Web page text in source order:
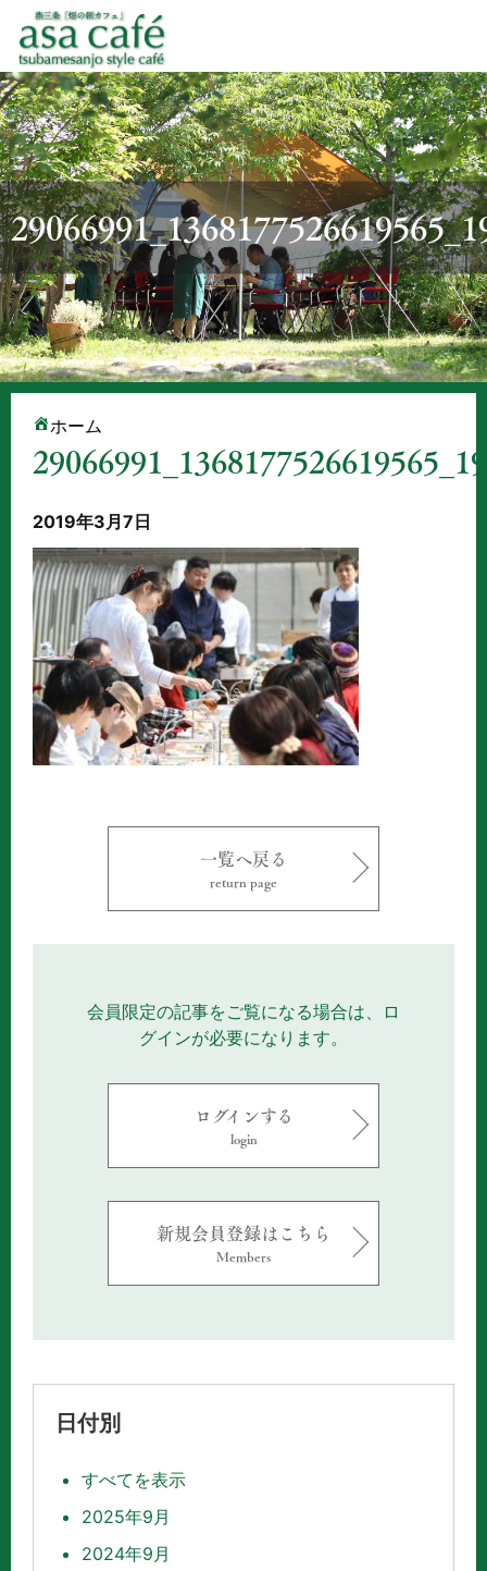
ホーム
2019年3月7日
一覧へ戻る
return page
会員限定の記事をご覧になる場合は、ロ
グインが必要になります。
ログインする
login
新規会員登録はこちら
Members
日付別
すべてを表示
2025年9月
2024年9月